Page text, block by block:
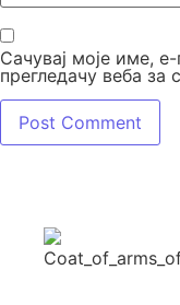
Сачувај моје име,
прегледачу веба